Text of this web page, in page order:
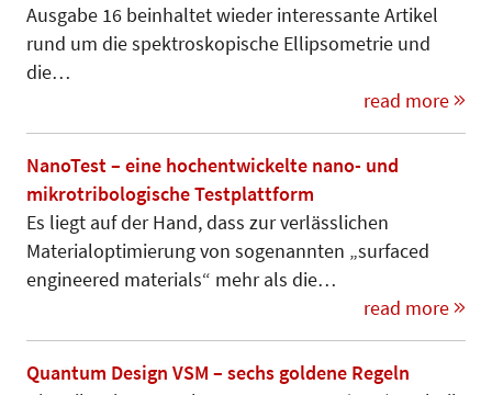
Ausgabe 16 beinhaltet wieder interessante Artikel
rund um die spektroskopische Ellipsometrie und
die…
read more
NanoTest – eine hochentwickelte nano- und
mikrotribologische Testplattform
Es liegt auf der Hand, dass zur verlässlichen
Materialoptimierung von sogenannten „surfaced
engineered materials“ mehr als die…
read more
Quantum Design VSM – sechs goldene Regeln